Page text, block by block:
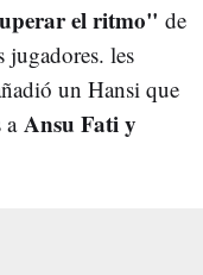
el ritmo" de
les
un Hansi que
a Ansu Fati y